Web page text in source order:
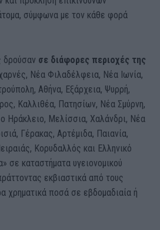
σύμφωνα με τον κάθε φορά
δρούσαν σε διάφορες περιοχές της
Νέα Φιλαδέλφεια, Νέα Ιωνία,
Αθήνα, Εξάρχεια, Ψυρρή,
Καλλιθέα, Πατησίων, Νέα Σμύρνη,
Ηράκλειο, Μελίσσια, Χαλάνδρι, Νέα
Γέρακας, Αρτέμιδα, Παιανία,
Κορυδαλλός και Ελληνικό
σε καταστήματα υγειονομικού
εκβιαστικά από τους
χρηματικά ποσά σε εβδομαδιαία ή